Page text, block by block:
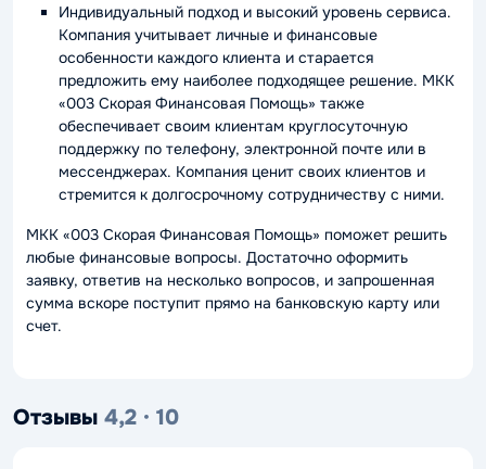
Индивидуальный подход и высокий уровень сервиса.
Компания учитывает личные и финансовые
особенности каждого клиента и старается
предложить ему наиболее подходящее решение. МКК
«003 Скорая Финансовая Помощь» также
обеспечивает своим клиентам круглосуточную
поддержку по телефону, электронной почте или в
мессенджерах. Компания ценит своих клиентов и
стремится к долгосрочному сотрудничеству с ними.
МКК «003 Скорая Финансовая Помощь» поможет решить
любые финансовые вопросы. Достаточно оформить
заявку, ответив на несколько вопросов, и запрошенная
сумма вскоре поступит прямо на банковскую карту или
счет.
Отзывы 4,2 · 10